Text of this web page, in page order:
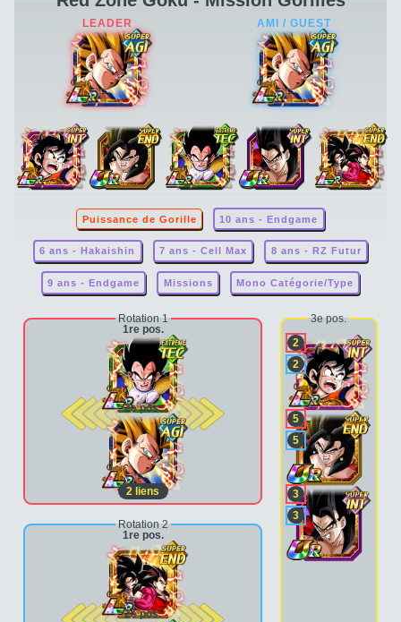
Puissance de Gorille 10 ans - Endgame
6 ans - Hakaishin 7 ans - Cell Max 8 ans - RZ Futur
9 ans - Endgame Missions Mono Catégorie/Type
Rotation 1
1re pos.
2e pos.
2 liens
Rotation 2
1re pos.
2e pos.
3e pos.
2
2
5
5
3
3